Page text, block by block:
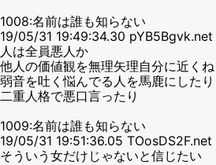
1008:名前は誰も知らない
19/05/31 19:49:34.30 pYB5Bgvk.net
人は全員悪人か
他人の価値観を無理矢理自分に近く
弱音を吐く悩んでる人を馬鹿にしたり
二重人格で悪口言ったり
1009:名前は誰も知らない
19/05/31 19:51:36.05 TOosDS2F.net
そういう女だけじゃないと信じたい